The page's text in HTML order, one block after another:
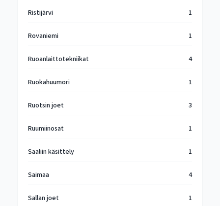
Ristijärvi 1
Rovaniemi 1
Ruoanlaittotekniikat 4
Ruokahuumori 1
Ruotsin joet 3
Ruumiinosat 1
Saaliin käsittely 1
Saimaa 4
Sallan joet 1